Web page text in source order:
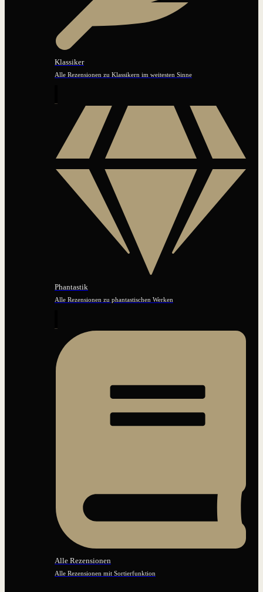
Klassiker
Alle Rezensionen zu Klassikern im weitesten Sinne
Phantastik
Alle Rezensionen zu phantastischen Werken
Alle Rezensionen
Alle Rezensionen mit Sortierfunktion